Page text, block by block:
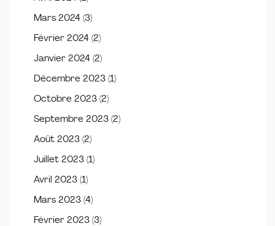
Mars 2024 (3)
Février 2024 (2)
Janvier 2024 (2)
Décembre 2023 (1)
Octobre 2023 (2)
Septembre 2023 (2)
Août 2023 (2)
Juillet 2023 (1)
Avril 2023 (1)
Mars 2023 (4)
Février 2023 (3)